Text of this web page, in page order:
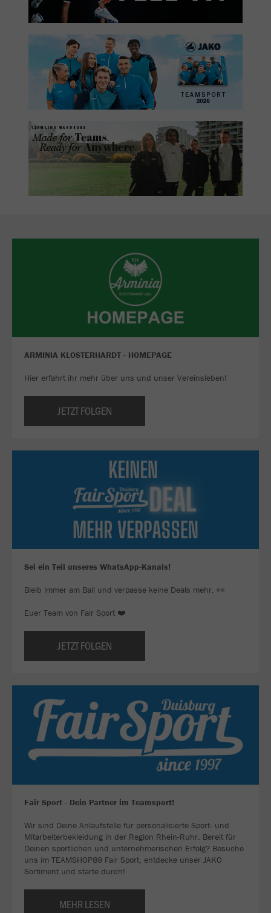
ARMINIA KLOSTERHARDT - HOMEPAGE
Hier erfahrt ihr mehr über uns und unser Vereinsleben!
JETZT FOLGEN
Sei ein Teil unseres WhatsApp-Kanals!
Bleib immer am Ball und verpasse keine Deals mehr. 👀
Euer Team von Fair Sport ❤️
JETZT FOLGEN
Fair Sport - Dein Partner im Teamsport!
Wir sind Deine Anlaufstelle für personalisierte Sport- und
Mitarbeiterbekleidung in der Region Rhein-Ruhr. Bereit für
Deinen sportlichen und unternehmerischen Erfolg? Besuche
uns im TEAMSHOP89 Fair Sport, entdecke unser JAKO
Sortiment und starte durch!
MEHR LESEN